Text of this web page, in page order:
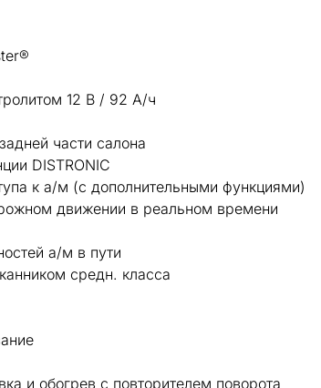
12 В / 92 А/ч
части салона
DISTRONIC
к а/м (с дополнительными функциями)
движении в реальном времени
а/м в пути
средн. класса
и обогрев с повторителем поворота